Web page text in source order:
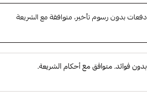
دفعات بدون رسوم تأخير، متوافقة مع الشريعة